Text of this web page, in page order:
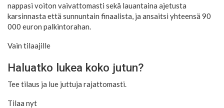
nappasi voiton vaivattomasti sekä lauantaina ajetusta
karsinnasta että sunnuntain finaalista, ja ansaitsi yhteensä 90
000 euron palkintorahan.
Vain tilaajille
Haluatko lukea koko jutun?
Tee tilaus ja lue juttuja rajattomasti.
Tilaa nyt